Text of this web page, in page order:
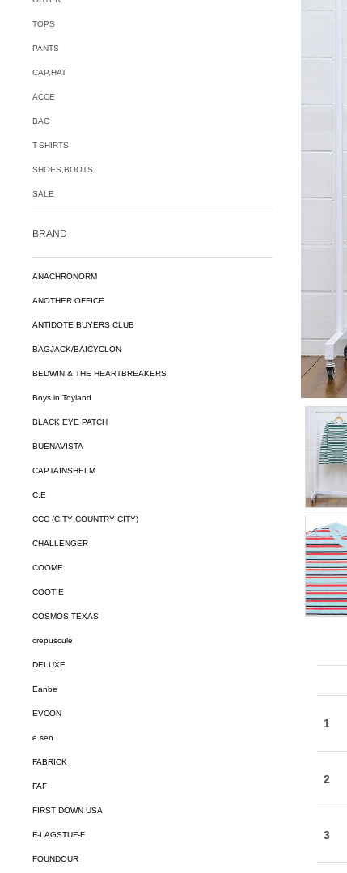
TOPS
PANTS
CAP,HAT
ACCE
BAG
T-SHIRTS
SHOES,BOOTS
SALE
BRAND
ANACHRONORM
ANOTHER OFFICE
ANTIDOTE BUYERS CLUB
BAGJACK/BAICYCLON
BEDWIN & THE HEARTBREAKERS
Boys in Toyland
BLACK EYE PATCH
BUENAVISTA
CAPTAINSHELM
C.E
CCC (CITY COUNTRY CITY)
CHALLENGER
COOME
COOTIE
COSMOS TEXAS
crepuscule
DELUXE
Eanbe
EVCON
e.sen
FABRICK
FAF
FIRST DOWN USA
F-LAGSTUF-F
FOUNDOUR